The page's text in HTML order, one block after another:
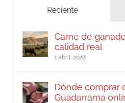
Reciente
Carne de
calidad real
1 abril, 2026
Dónde comprar
Guadarrama